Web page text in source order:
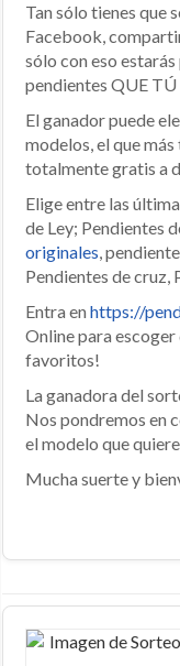
Tan sólo tienes que
Facebook,
sólo con eso
pendientes QUE
El ganador puede
modelos, el que
totalmente gratis a
Elige entre las
de Ley; Pendientes
originales,
Pendientes de cruz,
Entra en https://
Online para escoger
favoritos!
La ganadora del
Nos pondremos en
el modelo que
Mucha suerte y